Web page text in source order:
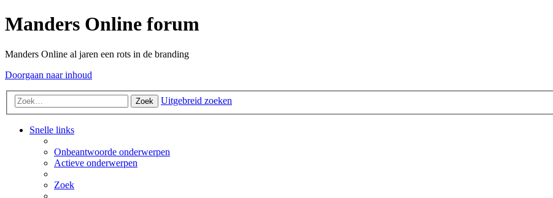
Manders Online forum
Manders Online al jaren een rots in de branding
Doorgaan naar inhoud
Zoek Uitgebreid zoeken
Snelle links
Onbeantwoorde onderwerpen
Actieve onderwerpen
Zoek